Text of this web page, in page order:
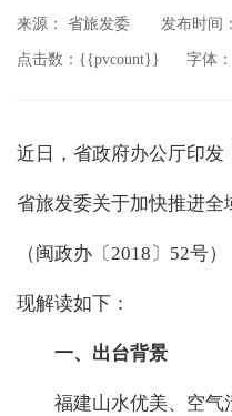
来源： 省旅发委 发布时间
点击数：{{pvcount}} 字
近日，省政府办公厅印
省旅发委关于加快推进全
（闽政办〔2018〕52号
现解读如下：
一、出台背景
福建山水优美、空气